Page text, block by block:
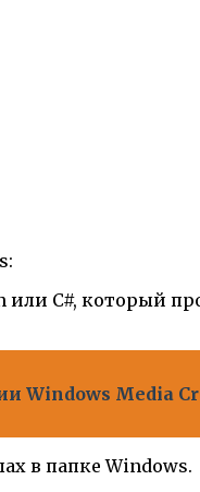
C#, который
Windows Media
в папке Windows.